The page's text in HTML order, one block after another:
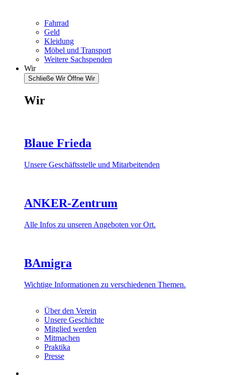
Fahrrad
Geld
Kleidung
Möbel und Transport
Weitere Sachspenden
Wir
Schließe Wir Öffne Wir
Wir
Blaue Frieda
Unsere Geschäftsstelle und Mitarbeitenden
ANKER-Zentrum
Alle Infos zu unseren Angeboten vor Ort.
BAmigra
Wichtige Informationen zu verschiedenen Themen.
Über den Verein
Unsere Geschichte
Mitglied werden
Mitmachen
Praktika
Presse